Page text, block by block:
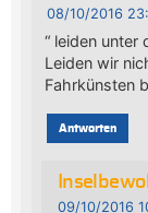
08/10/2016
“ leiden unter
Leiden wir
Fahrkünsten
Antworten
09/10/2016